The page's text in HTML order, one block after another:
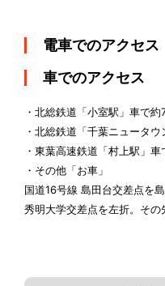
電車でのアクセス
車でのアクセス
・北総鉄道「小室駅」車で約
・北総鉄道「千葉ニュータ
・東葉高速鉄道「村上駅」車
・その他「お車」
国道16号線 島田台交差点を
秀明大学交差点を左折。その